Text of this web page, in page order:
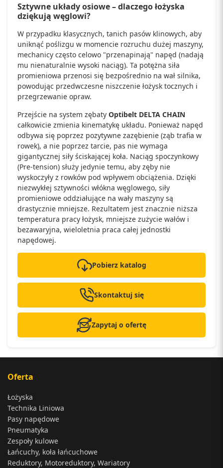
Sztywne układy osiowe – dlaczego łożyska
dziękują węglowi?
W przypadku klasycznych, tanich pasów klinowych, aby
uniknąć poślizgu w momencie rozruchu dużej maszyny,
mechanicy często celowo "przenapinają" napęd (nadają
mu nienaturalnie wysoki naciąg). Ta potężna siła
promieniowa przenosi się bezpośrednio na wał silnika,
powodując przedwczesne niszczenie łożysk tocznych i
przegrzewanie opraw.
Przejście na system zębaty Optibelt DELTA CHAIN
całkowicie zmienia kinematykę układu. Ponieważ napęd
odbywa się poprzez pozytywne zazębienie (ząb trafia w
rowek), a nie poprzez tarcie, pas nie wymaga
gigantycznej siły ściskającej koła. Naciąg spoczynkowy
(Pre-tension) służy jedynie temu, aby zęby nie
wyskoczyły z rowków pod wpływem obciążenia. Dzięki
niezwykłej sztywności włókna węglowego, siły
promieniowe oddziałujące na wały maszyny są
drastycznie mniejsze. Rezultatem jest znacznie niższa
temperatura pracy łożysk, mniejsze zużycie wałów i
bezawaryjna, wieloletnia praca całej jednostki
napędowej.
Pobierz katalog
Skontaktuj się
Zapytaj o ofertę
Oferta
Łożyska
Technika Liniowa
Pasy napędowe
Pneumatyka
Zespoły kulowe
Łańcuchy, koła łańcuchowe
Reduktory, Motoreduktory, Wariatory